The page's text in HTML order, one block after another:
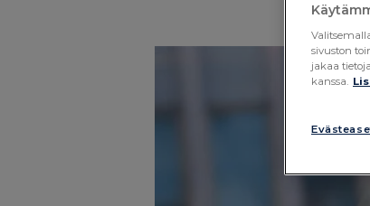
sivuston
jakaa
kanssa.